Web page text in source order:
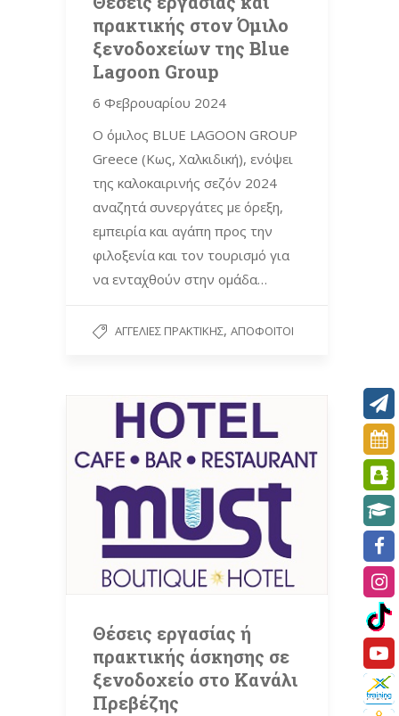
πρακτικής στον Όμιλο
ξενοδοχείων της Blue
Lagoon Group
6 Φεβρουαρίου 2024
Ο όμιλος ΒLUE LAGOON GROUP
Greece (Κως, Χαλκιδική), ενόψει
της καλοκαιρινής σεζόν 2024
αναζητά συνεργάτες με όρεξη,
εμπειρία και αγάπη προς την
φιλοξενία και τον τουρισμό για
να ενταχθούν στην ομάδα…
ΑΓΓΕΛΊΕΣ ΠΡΑΚΤΙΚΉΣ, ΑΠΌΦΟΙΤΟΙ
Θέσεις εργασίας ή
πρακτικής άσκησης σε
ξενοδοχείο στο Κανάλι
Πρεβέζης